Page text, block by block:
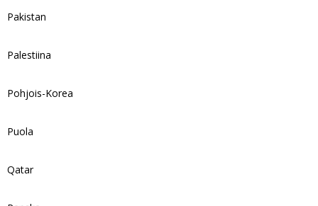
Pakistan
Palestiina
Pohjois-Korea
Puola
Qatar